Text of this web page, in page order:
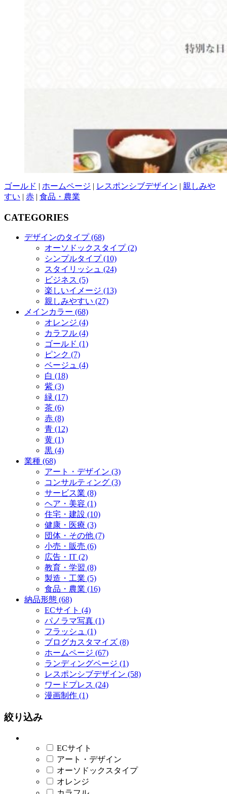
ゴールド | ホームページ | レスポンシブデザイン | 親しみや
すい | 赤 | 食品・農業
CATEGORIES
デザインのタイプ (68)
オーソドックスタイプ (2)
シンプルタイプ (10)
スタイリッシュ (24)
ビジネス (5)
楽しいイメージ (13)
親しみやすい (27)
メインカラー (68)
オレンジ (4)
カラフル (4)
ゴールド (1)
ピンク (7)
ベージュ (4)
白 (18)
紫 (3)
緑 (17)
茶 (6)
赤 (8)
青 (12)
黄 (1)
黒 (4)
業種 (68)
アート・デザイン (3)
コンサルティング (3)
サービス業 (8)
ヘア・美容 (1)
住宅・建設 (10)
健康・医療 (3)
団体・その他 (7)
小売・販売 (6)
広告・IT (2)
教育・学習 (8)
製造・工業 (5)
食品・農業 (16)
納品形態 (68)
ECサイト (4)
パノラマ写真 (1)
フラッシュ (1)
ブログカスタマイズ (8)
ホームページ (67)
ランディングページ (1)
レスポンシブデザイン (58)
ワードプレス (24)
漫画制作 (1)
絞り込み
ECサイト
アート・デザイン
オーソドックスタイプ
オレンジ